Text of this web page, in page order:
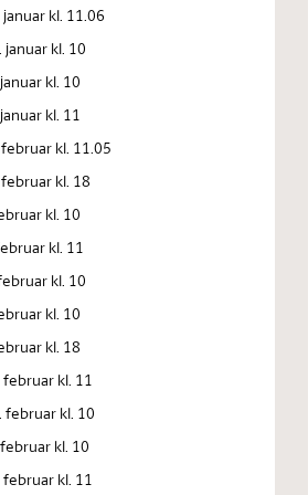
kl. 11.06
kl. 10
kl. 10
kl. 11
kl. 11.05
kl. 18
kl. 10
kl. 11
kl. 10
kl. 10
kl. 18
kl. 11
kl. 10
kl. 10
kl. 11